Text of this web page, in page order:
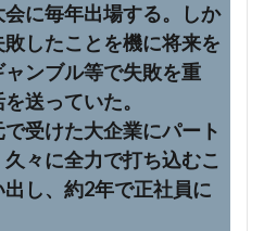
に毎年出場する。しか
したことを機に将来を
ンブル等で失敗を重
送っていた。
受けた大企業にパート
々に全力で打ち込むこ
し、約2年で正社員に